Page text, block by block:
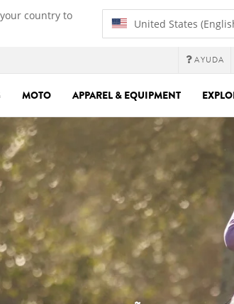
country to
United States
AYUDA
MOTO APPAREL & EQUIPMENT